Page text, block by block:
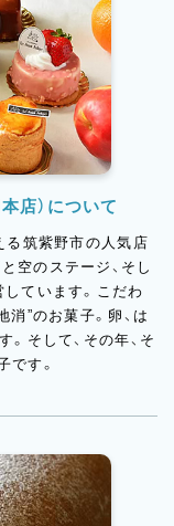
店）について
る筑紫野市の人気店
空のステージ、そし
ています。こだわ
”のお菓子。卵、は
。そして、その年、そ
です。